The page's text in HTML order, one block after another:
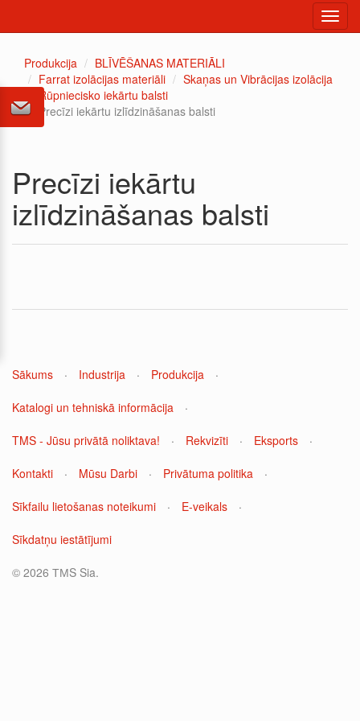
Produkcija
BLĪVĒŠANAS MATERIĀLI
Farrat izolācijas materiāli
Skaņas un Vibrācijas izolācija
Rūpniecisko iekārtu balsti
Precīzi iekārtu izlīdzināšanas balsti
Precīzi iekārtu
izlīdzināšanas balsti
Sākums · Industrija · Produkcija ·
Katalogi un tehniskā informācija ·
TMS - Jūsu privātā noliktava! · Rekvizīti · Eksports ·
Kontakti · Mūsu Darbi · Privātuma politika ·
Sīkfailu lietošanas noteikumi · E-veikals ·
Sīkdatņu iestātījumi
© 2026 ТМS Sia.